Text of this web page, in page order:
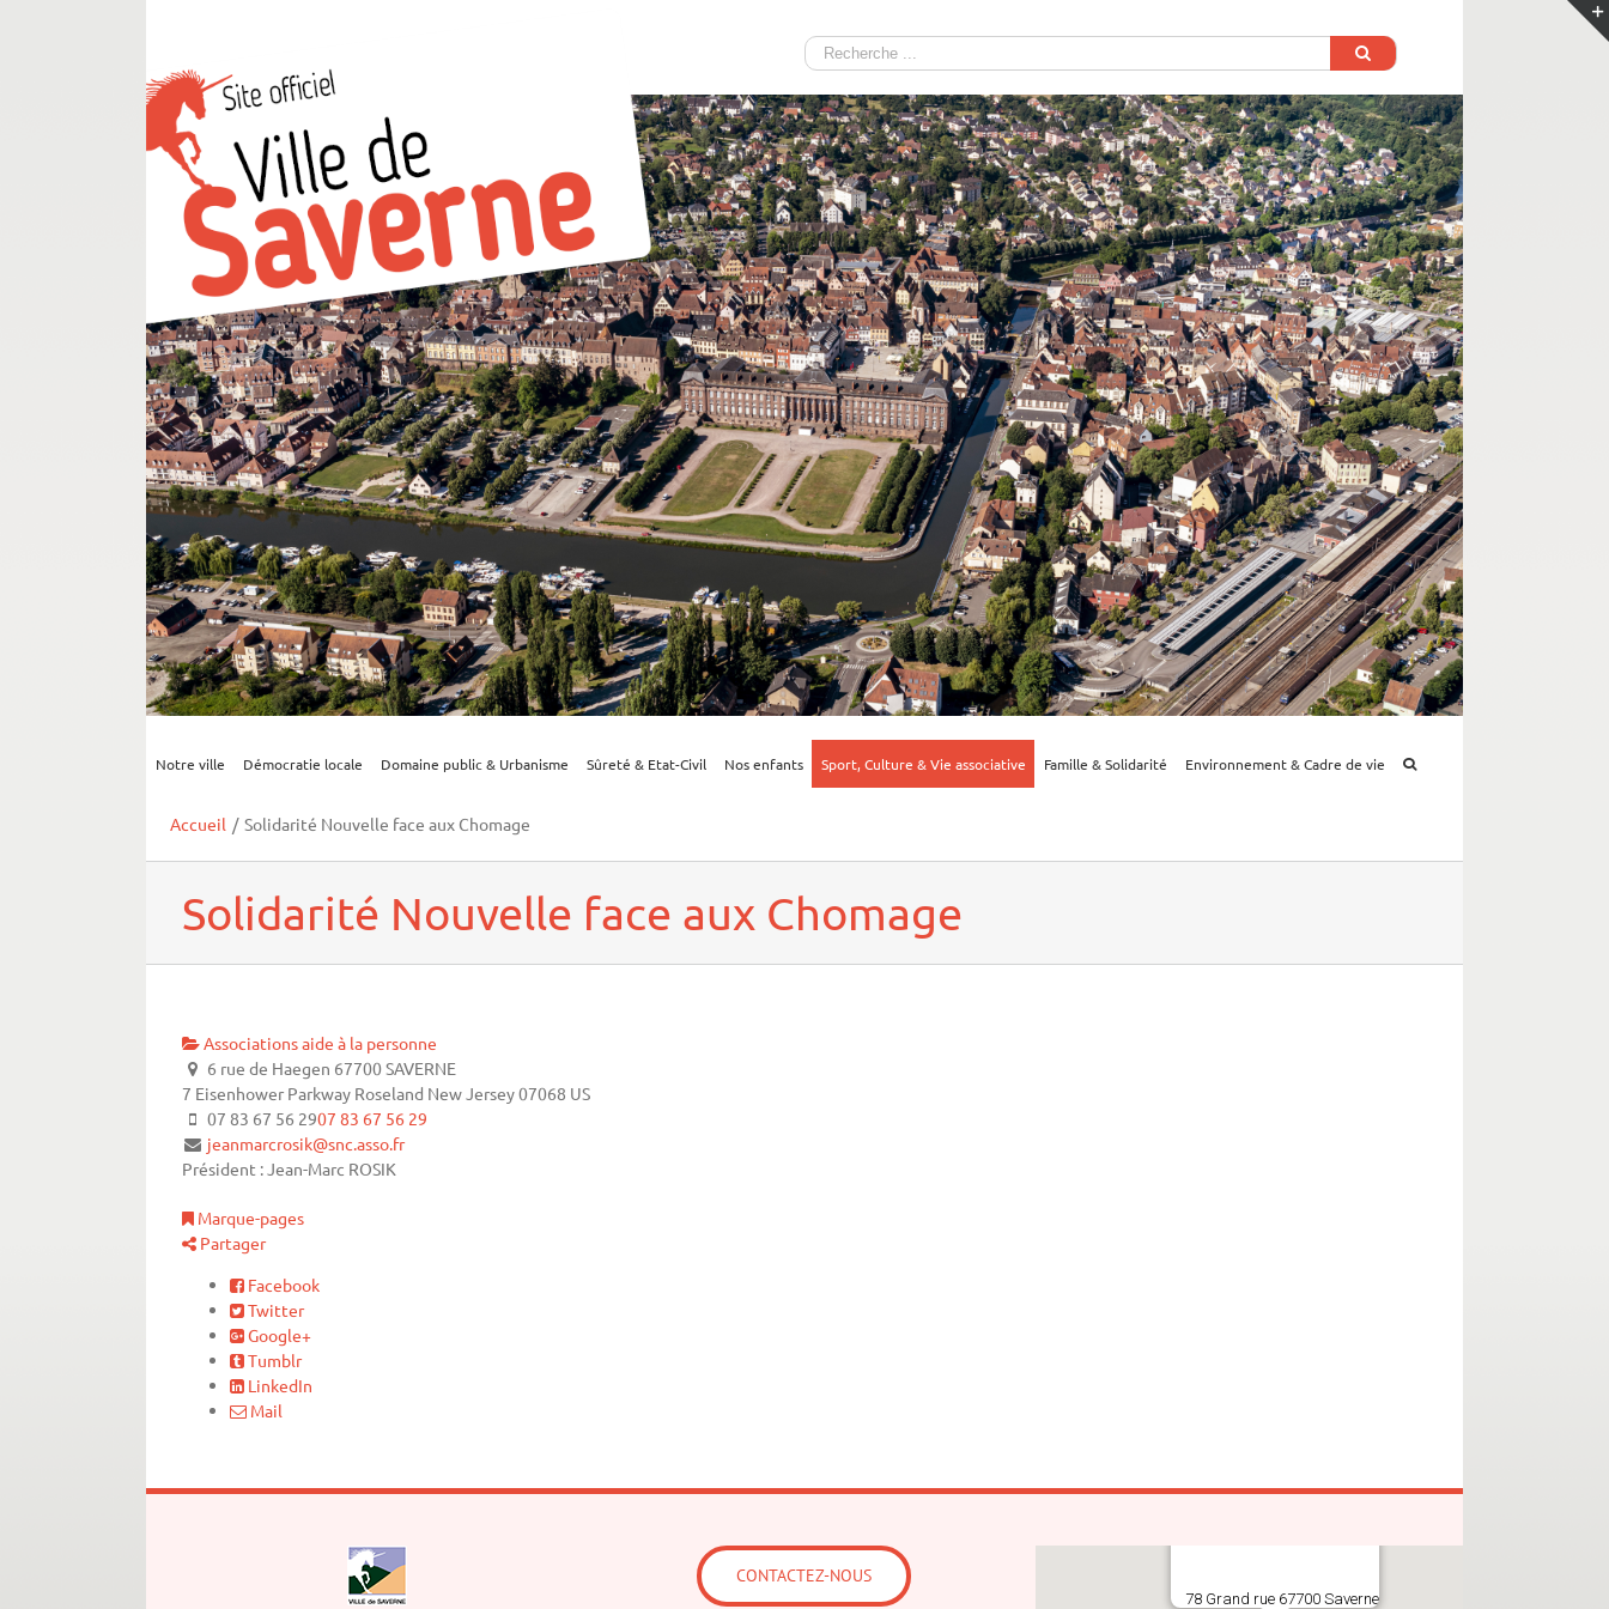
Notre ville Démocratie locale Domaine public & Urbanisme Sûreté & Etat-Civil Nos enfants Sport, Culture & Vie associative Famille & Solidarité Environnement & Cadre de vie
Accueil / Solidarité Nouvelle face aux Chomage
Solidarité Nouvelle face aux Chomage
Associations aide à la personne
6 rue de Haegen 67700 SAVERNE
7 Eisenhower Parkway Roseland New Jersey07068 US
07 83 67 56 2907 83 67 56 29
jeanmarcrosik@snc.asso.fr
Président : Jean-Marc ROSIK
Marque-pages
Partager
Facebook
Twitter
Google+
Tumblr
LinkedIn
Mail
CONTACTEZ-NOUS
78 Grand rue 67700 Saverne